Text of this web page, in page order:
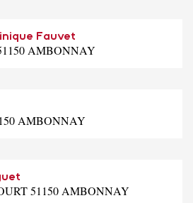
Fauvet
AMBONNAY
AMBONNAY
51150 AMBONNAY